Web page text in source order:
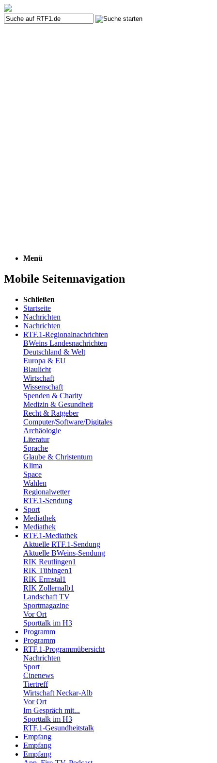
Menü
Mobile Seitennavigation
Schließen
Startseite
Nachrichten
Nachrichten
RTF.1-Regionalnachrichten
BWeins Landesnachrichten
Deutschland & Welt
Europa & EU
Blaulicht
Wirtschaft
Wissenschaft
Spenden & Charity
Medizin & Gesundheit
Recht & Ratgeber
Computer/Software/Digitales
Archäologie
Literatur
Sprache
Glaube & Christentum
Klima
Space
Wahlen
Regionalwetter
RTF.1-Sendung
Sport
Mediathek
Mediathek
RTF.1-Mediathek
Aktuelle RTF.1-Sendung
Aktuelle BWeins-Sendung
RIK Reutlingen1
RIK Tübingen1
RIK Ermstal1
RIK Zollernalb1
Landschaft TV
Sportmagazine
Vor Ort
Sporttalk im H3
Programm
Programm
RTF.1-Programmübersicht
Nachrichten
Sport
Cinenews
Tiertreff
Wirtschaft Neckar-Alb
Vor Ort
Im Gespräch mit...
Sporttalk im H3
RTF.1-Gesundheitstalk
Empfang
Empfang
Empfang